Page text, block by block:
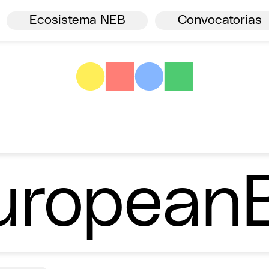
Ecosistema NEB Convocatorias
Bienvenida. NBE
Ver todos